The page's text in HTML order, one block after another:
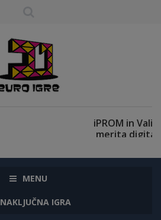
MENU
NAKLJUČNA IGRA